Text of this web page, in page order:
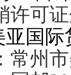
许可
亚国
常州